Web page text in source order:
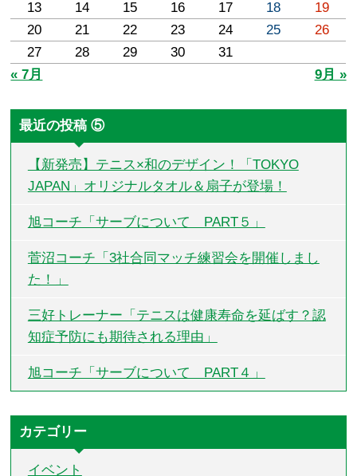
13
14 15 16 17 18
19
20
21 22 23 24 25
26
27
28 29 30
31
« 7月
9月 »
最近の投稿 ⑤
【新発売】テニス×和のデザイン！「TOKYO
JAPAN」オリジナルタオル＆扇子が登場！
旭コーチ「サーブについて PART５」
菅沼コーチ「3社合同マッチ練習会を開催しまし
た！」
三好トレーナー「テニスは健康寿命を延ばす？認
知症予防にも期待される理由」
旭コーチ「サーブについて PART４」
カテゴリー
イベント